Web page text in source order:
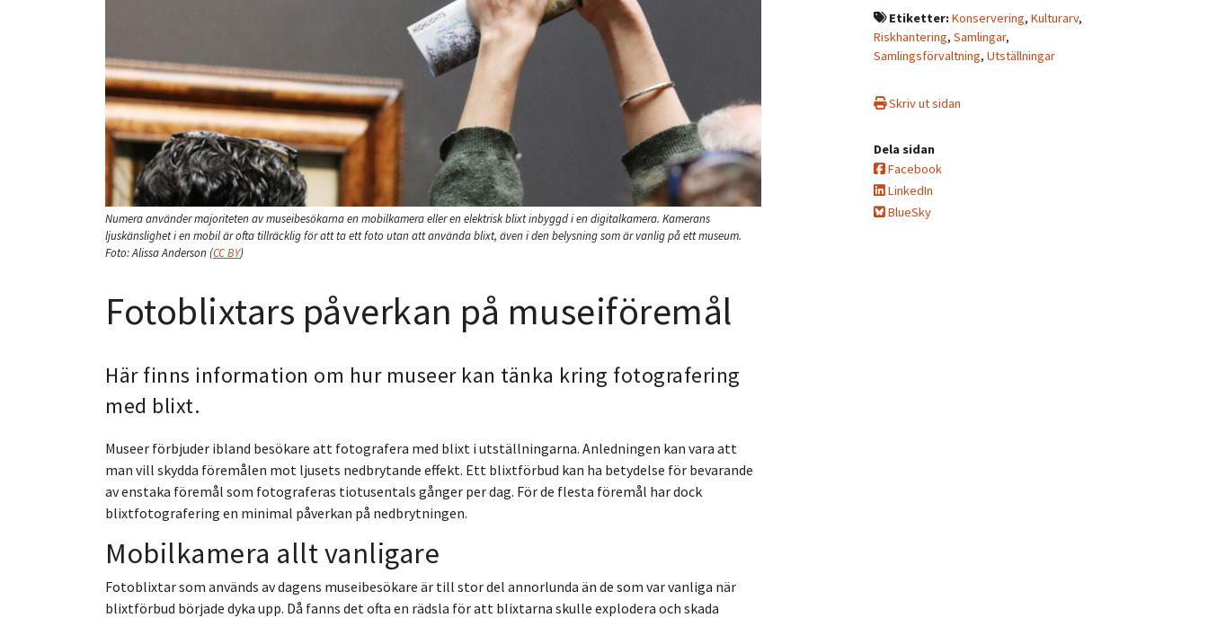
Numera använder majoriteten av museibesökarna en mobilkamera eller en elektrisk blixt inbyggd i en digitalkamera. Kamerans
ljuskänslighet i en mobil är ofta tillräcklig för att ta ett foto utan att använda blixt, även i den belysning som är vanlig på ett museum.
Foto:Alissa Anderson (CC BY)
Fotoblixtars påverkan på museiföremål
Här finns information om hur museer kan tänka kring fotografering
med blixt.
Museer förbjuder ibland besökare att fotografera med blixt i utställningarna. Anledningen kan vara att
man vill skydda föremålen mot ljusets nedbrytande effekt. Ett blixtförbud kan ha betydelse för bevarande
av enstaka föremål som fotograferas tiotusentals gånger per dag. För de flesta föremål har dock
blixtfotografering en minimal påverkan på nedbrytningen.
Mobilkamera allt vanligare
Fotoblixtar som används av dagens museibesökare är till stor del annorlunda än de som var vanliga när
blixtförbud började dyka upp. Då fanns det ofta en rädsla för att blixtarna skulle explodera och skada
Etiketter:Konservering, Kulturarv,
Riskhantering, Samlingar,
Samlingsförvaltning, Utställningar
Skriv ut sidan
Dela sidan
Facebook
LinkedIn
BlueSky